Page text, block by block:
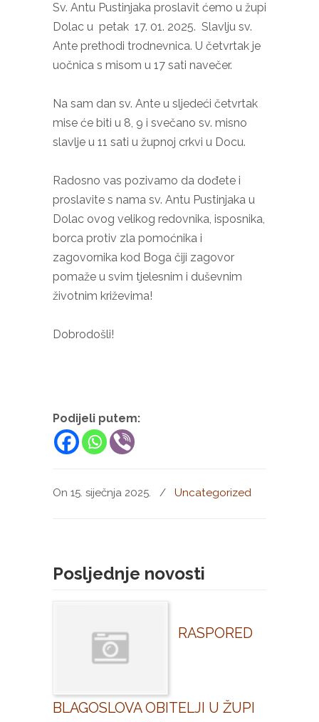
Sv. Antu Pustinjaka proslavit ćemo u župi
Dolac u petak 17. 01. 2025. Slavlju sv.
Ante prethodi trodnevnica. U četvrtak je
uočnica s misom u 17 sati navečer.
Na sam dan sv. Ante u sljedeći četvrtak
mise će biti u 8, 9 i svečano sv. misno
slavlje u 11 sati u župnoj crkvi u Docu.
Radosno vas pozivamo da dođete i
proslavite s nama sv. Antu Pustinjaka u
Dolac ovog velikog redovnika, isposnika,
borca protiv zla pomoćnika i
zagovornika kod Boga čiji zagovor
pomaže u svim tjelesnim i duševnim
životnim križevima!
Dobrodošli!
Podijeli putem:
On 15. siječnja 2025. / Uncategorized
Posljednje novosti
RASPORED
BLAGOSLOVA OBITELJI U ŽUPI